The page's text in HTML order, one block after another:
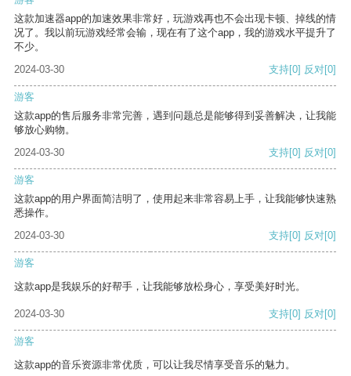
这款加速器app的加速效果非常好，玩游戏再也不会出现卡顿、掉线的情
况了。我以前玩游戏经常会输，现在有了这个app，我的游戏水平提升了
不少。
2024-03-30
支持[0] 反对[0]
游客
这款app的售后服务非常完善，遇到问题总是能够得到妥善解决，让我能
够放心购物。
2024-03-30
支持[0] 反对[0]
游客
这款app的用户界面简洁明了，使用起来非常容易上手，让我能够快速熟
悉操作。
2024-03-30
支持[0] 反对[0]
游客
这款app是我娱乐的好帮手，让我能够放松身心，享受美好时光。
2024-03-30 支持[0] 反对[0]
游客
这款app的音乐资源非常优质，可以让我尽情享受音乐的魅力。